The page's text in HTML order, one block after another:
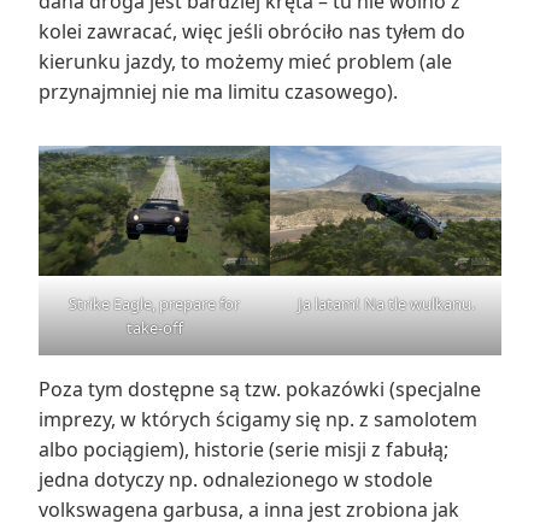
kolei zawracać, więc jeśli obróciło nas tyłem do
kierunku jazdy, to możemy mieć problem (ale
przynajmniej nie ma limitu czasowego).
Strike Eagle, prepare for
take-off
Ja latam! Na tle wulkanu.
Poza tym dostępne są tzw. pokazówki (specjalne
imprezy, w których ścigamy się np. z samolotem
albo pociągiem), historie (serie misji z fabułą;
jedna dotyczy np. odnalezionego w stodole
volkswagena garbusa, a inna jest zrobiona jak